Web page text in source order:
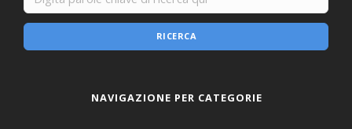
RICERCA
NAVIGAZIONE PER CATEGORIE